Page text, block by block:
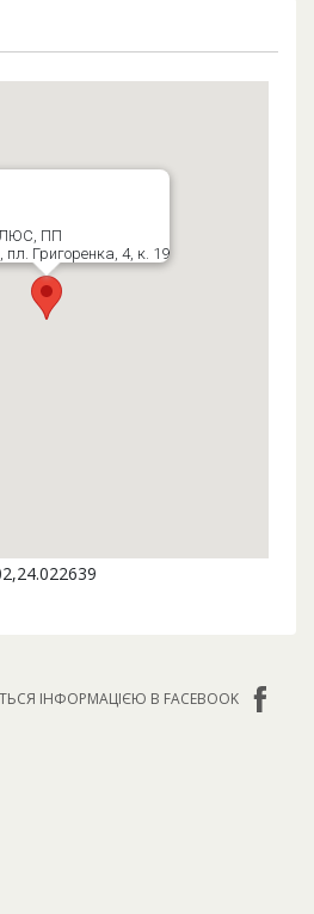
ПП
пл. Григоренка, 4, к. 19
ІНФОРМАЦІЄЮ В FACEBOOK